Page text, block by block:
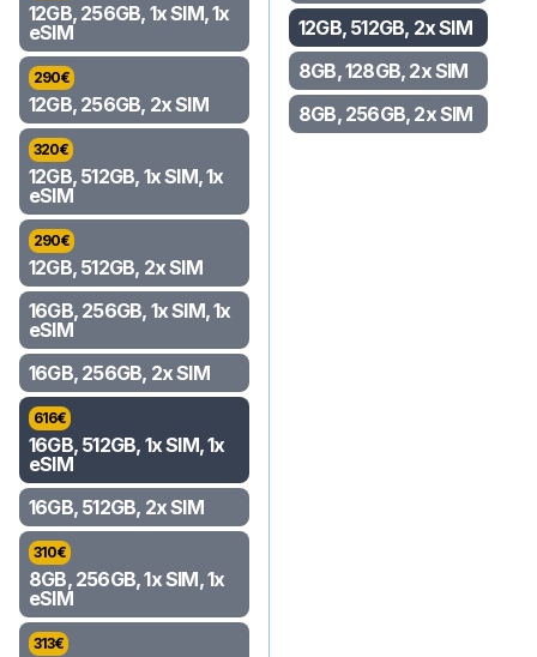
12GB, 256GB, 1x SIM, 1x
eSIM
290€
12GB, 256GB, 2x SIM
320€
12GB, 512GB, 1x SIM, 1x
eSIM
290€
12GB, 512GB, 2x SIM
16GB, 256GB, 1x SIM, 1x
eSIM
16GB, 256GB, 2x SIM
616€
16GB, 512GB, 1x SIM, 1x
eSIM
16GB, 512GB, 2x SIM
310€
8GB, 256GB, 1x SIM, 1x
eSIM
313€
12GB, 512GB, 2x SIM
8GB, 128GB, 2x SIM
8GB, 256GB, 2x SIM